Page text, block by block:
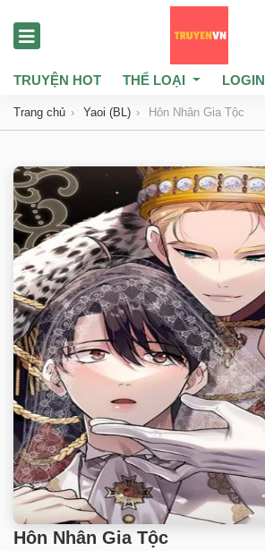
TRUYỆN HOT THỂ LOẠI LOGIN
Trang chủ Yaoi (BL) Hôn Nhân Gia Tộc
Hôn Nhân Gia Tộc